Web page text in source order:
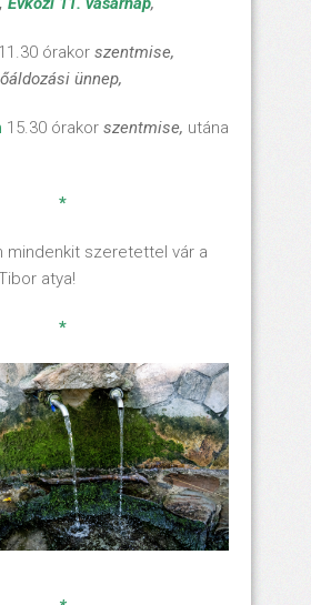
11.30 órakor szentmise,
ünnep,
15.30 órakor szentmise, utána
*
mindenkit szeretettel vár a
atya!
*